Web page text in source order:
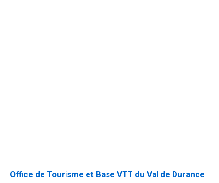
Office de Tourisme et Base VTT du Val de Durance